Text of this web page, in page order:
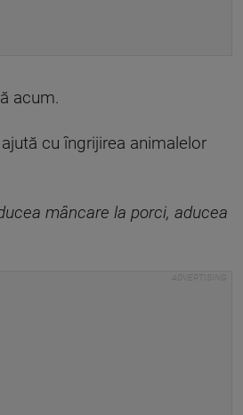
acum.
cu îngrijirea animalelor
mâncare la porci, aducea